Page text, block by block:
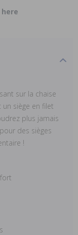
here
sur la chaise
un siège en filet
plus jamais
des sièges
!